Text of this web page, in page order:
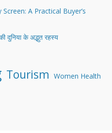
A Practical Buyer’s
दुनिया के अद्भुत रहस्य
Tourism Women Health